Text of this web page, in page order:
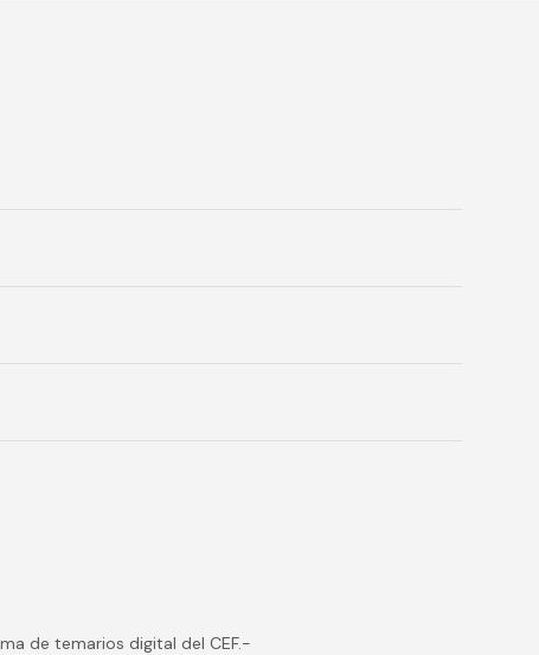
de temarios digital del CEF.-